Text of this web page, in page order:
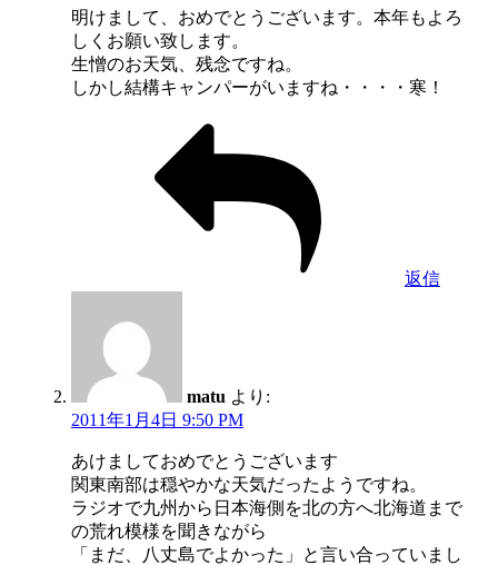
明けまして、おめでとうございます。本年もよろ
しくお願い致します。
生憎のお天気、残念ですね。
しかし結構キャンパーがいますね・・・・寒！
返信
matu より:
2011年1月4日 9:50 PM
あけましておめでとうございます
関東南部は穏やかな天気だったようですね。
ラジオで九州から日本海側を北の方へ北海道まで
の荒れ模様を聞きながら
「まだ、八丈島でよかった」と言い合っていまし